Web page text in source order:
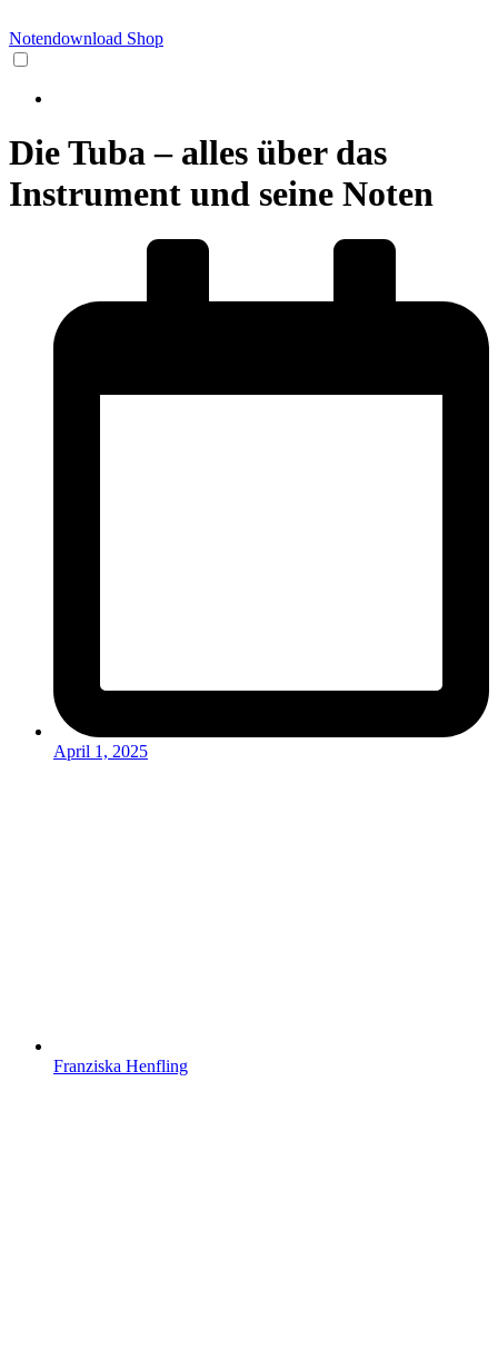
Notendownload Shop
Die Tuba – alles über das
Instrument und seine Noten
April 1, 2025
Franziska Henfling